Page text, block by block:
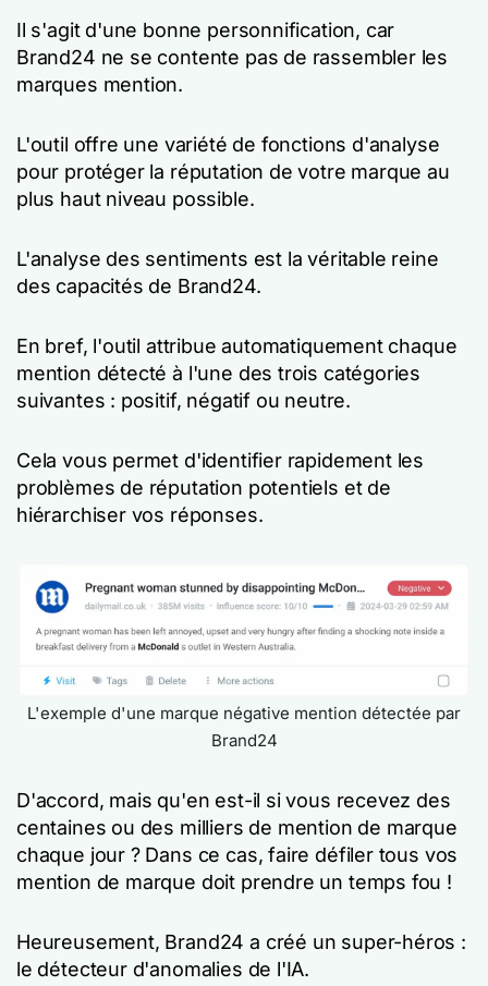
Il s'agit d'une bonne personnification, car
Brand24 ne se contente pas de rassembler les
marques mention.
L'outil offre une variété de fonctions d'analyse
pour protéger la réputation de votre marque au
plus haut niveau possible.
L'analyse des sentiments est la véritable reine
des capacités de Brand24.
En bref, l'outil attribue automatiquement chaque
mention détecté à l'une des trois catégories
suivantes : positif, négatif ou neutre.
Cela vous permet d'identifier rapidement les
problèmes de réputation potentiels et de
hiérarchiser vos réponses.
L'exemple d'une marque négative mention détectée par
Brand24
D'accord, mais qu'en est-il si vous recevez des
centaines ou des milliers de mention de marque
chaque jour ? Dans ce cas, faire défiler tous vos
mention de marque doit prendre un temps fou !
Heureusement, Brand24 a créé un super-héros :
le détecteur d'anomalies de l'IA.